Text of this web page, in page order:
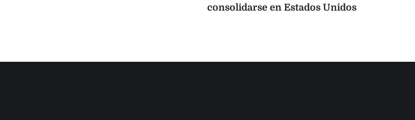
consolidarse en Estados Unidos